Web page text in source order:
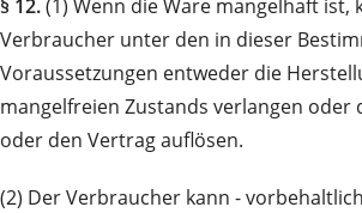
§ 12.(1) Wenn die Ware mangelhaft ist,
Verbraucher unter den in dieser
Voraussetzungen entweder die
mangelfreien Zustands verlangen oder
oder den Vertrag auflösen.
(2) Der Verbraucher kann -